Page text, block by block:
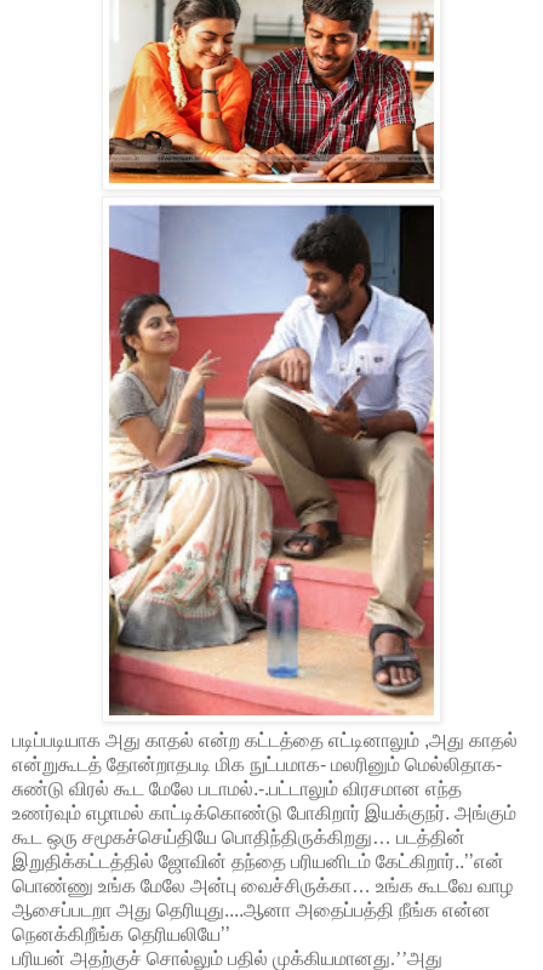
படிப்படியாக அது காதல் என்ற கட்டத்தை எட்டினாலும் ,அது காதல்
என்றுகூடத் தோன்றாதபடி மிக நுட்பமாக- மலரினும் மெல்லிதாக-
சுண்டு விரல் கூட மேலே படாமல்.-.பட்டாலும் விரசமான எந்த
உணர்வும் எழாமல் காட்டிக்கொண்டு போகிறார் இயக்குநர். அங்கும்
கூட ஒரு சமூகச்செய்தியே பொதிந்திருக்கிறது… படத்தின்
இறுதிக்கட்டத்தில் ஜோவின் தந்தை பரியனிடம் கேட்கிறார்..’’என்
பொண்ணு உங்க மேலே அன்பு வைச்சிருக்கா… உங்க கூடவே வாழ
ஆசைப்படறா அது தெரியுது....ஆனா அதைப்பத்தி நீங்க என்ன
நெனக்கிறீங்க தெரியலியே’’
பரியன் அதற்குச் சொல்லும் பதில் முக்கியமானது.’’அது